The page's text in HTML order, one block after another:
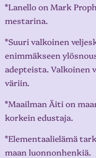
*Lanello on Mark
mestarina.
*Suuri valkoinen
enimmäkseen
adepteista. Valkoinen
väriin.
*Maailman Äiti on
korkein edustaja.
*Elementaalielämä
maan luonnonhenkiä.